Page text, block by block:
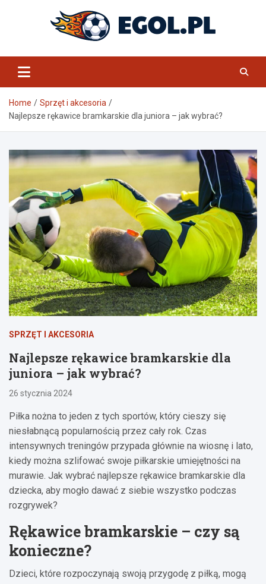
eGol.pl
Home
Sprzęt i akcesoria
Najlepsze rękawice bramkarskie dla juniora – jak wybrać?
SPRZĘT I AKCESORIA
Najlepsze rękawice bramkarskie dla
juniora – jak wybrać?
26 stycznia 2024
Piłka nożna to jeden z tych sportów, który cieszy się
niesłabnącą popularnością przez cały rok. Czas
intensywnych treningów przypada głównie na wiosnę i lato,
kiedy można szlifować swoje piłkarskie umiejętności na
murawie. Jak wybrać najlepsze rękawice bramkarskie dla
dziecka, aby mogło dawać z siebie wszystko podczas
rozgrywek?
Rękawice bramkarskie – czy są
konieczne?
Dzieci, które rozpoczynają swoją przygodę z piłką, mogą